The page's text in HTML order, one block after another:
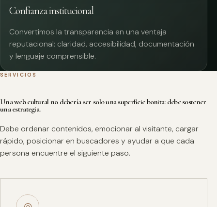
Confianza institucional
Convertimos la transparencia en una ventaja
reputacional: claridad, accesibilidad, documentación
y lenguaje comprensible.
SERVICIOS
Una web cultural no debería ser solo una superficie bonita: debe sostener
una estrategia.
Debe ordenar contenidos, emocionar al visitante, cargar
rápido, posicionar en buscadores y ayudar a que cada
persona encuentre el siguiente paso.